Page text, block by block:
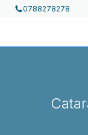
0788278278